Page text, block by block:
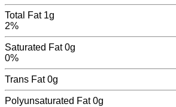
Total Fat 1g
2%
Saturated Fat0g
0%
Trans Fat 0g
Polyunsaturated Fat 0g